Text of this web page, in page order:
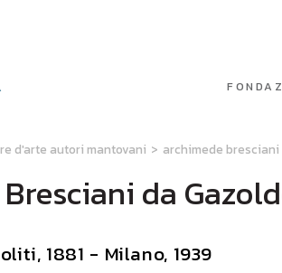
d'arte autori mantovani > archimede bresciani
da
1881 - Milano, 1939